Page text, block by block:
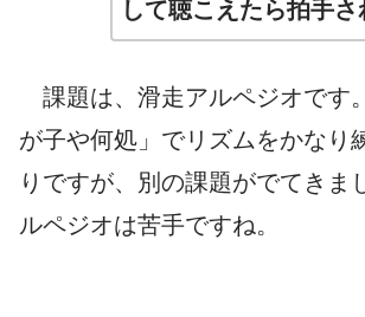
して聴こえたら拍手さ
課題は、滑走アルペジオです
が子や何処」でリズムをかなり
りですが、別の課題がでてきま
ルペジオは苦手ですね。